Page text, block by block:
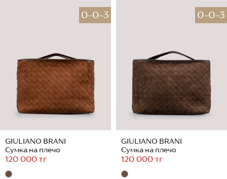
0-0-3
GIULIANO BRANI
Сумка на плечо
120 000 тг
0-0-3
GIULIANO BRANI
Сумка на плечо
120 000 тг